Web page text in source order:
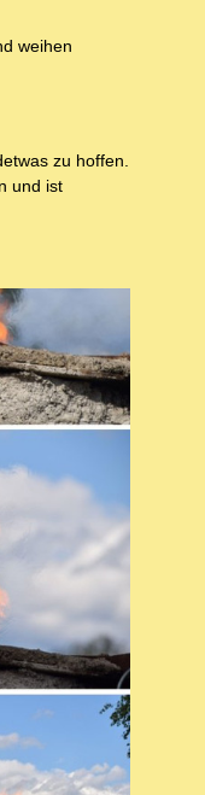
weihen
zu hoffen.
und ist